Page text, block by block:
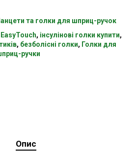
та голки для шприц-ручок
EasyTouch, інсулінові голки купити,
, безболісні голки, Голки для
ручки
Опис